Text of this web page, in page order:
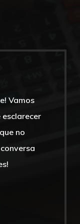
Vamos
no